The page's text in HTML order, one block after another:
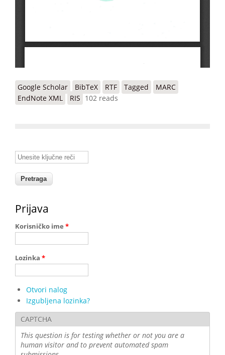
Google Scholar BibTeX RTF Tagged
MARC
EndNote XML
RIS 102 reads
Unesite ključne reči
Prijava
Korisničko ime *
Lozinka *
Otvori nalog
Izgubljena lozinka?
CAPTCHA
This question is for testing whether or not you are a
human visitor and to prevent automated spam